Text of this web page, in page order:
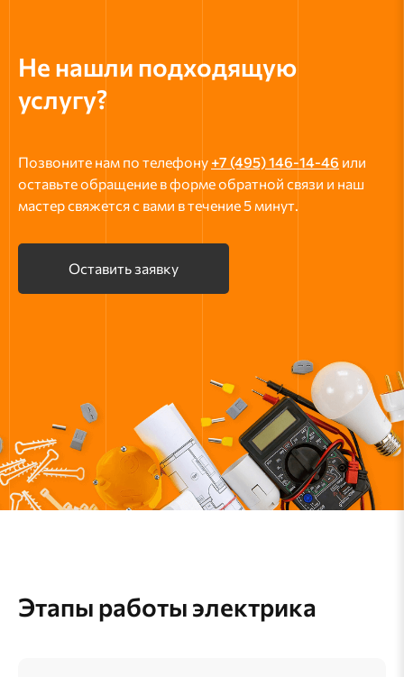
Не нашли подходящую
услугу?
Позвоните нам по телефону +7 (495) 146-14-46 или
оставьте обращение в форме обратной связи и наш
мастер свяжется с вами в течение 5 минут.
Оставить заявку
Этапы работы электрика